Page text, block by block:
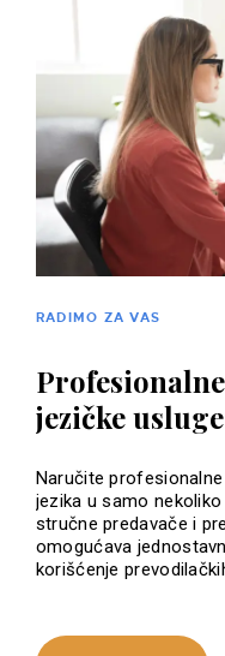
RADIMO ZA VAS
jezičke
Naručite
jezika u samo
stručne predavače i
omogućava
korišćenje